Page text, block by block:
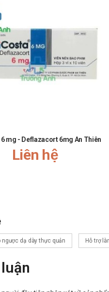
gói x 15ml
xuất
ty Cổ phần Dược phẩm An Thiên
có công dụng
Stella 30mg
15 Apimed
mg - Deflazacort 6mg An Thiên
Liên hệ
ngược dạ dày thực quản Hỗ trợ